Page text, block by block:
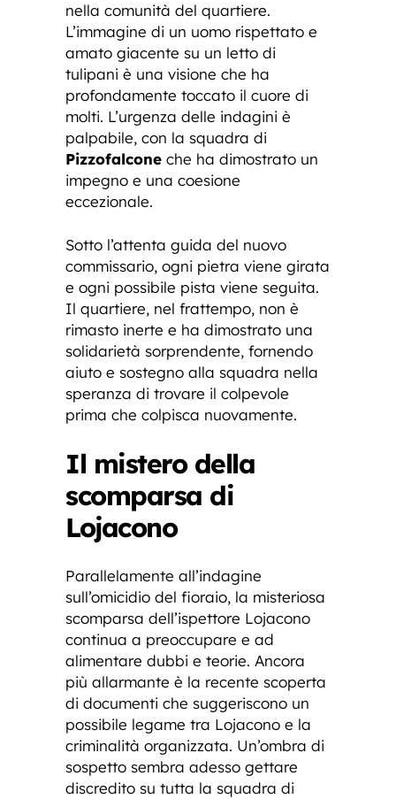
nella comunità del quartiere.
L’immagine di un uomo rispettato e
amato giacente su un letto di
tulipani è una visione che ha
profondamente toccato il cuore di
molti. L’urgenza delle indagini è
palpabile, con la squadra di
Pizzofalcone che ha dimostrato un
impegno e una coesione
eccezionale.
Sotto l’attenta guida del nuovo
commissario, ogni pietra viene girata
e ogni possibile pista viene seguita.
Il quartiere, nel frattempo, non è
rimasto inerte e ha dimostrato una
solidarietà sorprendente, fornendo
aiuto e sostegno alla squadra nella
speranza di trovare il colpevole
prima che colpisca nuovamente.
Il mistero della
scomparsa di
Lojacono
Parallelamente all’indagine
sull’omicidio del fioraio, la misteriosa
scomparsa dell’ispettore Lojacono
continua a preoccupare e ad
alimentare dubbi e teorie. Ancora
più allarmante è la recente scoperta
di documenti che suggeriscono un
possibile legame tra Lojacono e la
criminalità organizzata. Un’ombra di
sospetto sembra adesso gettare
discredito su tutta la squadra di